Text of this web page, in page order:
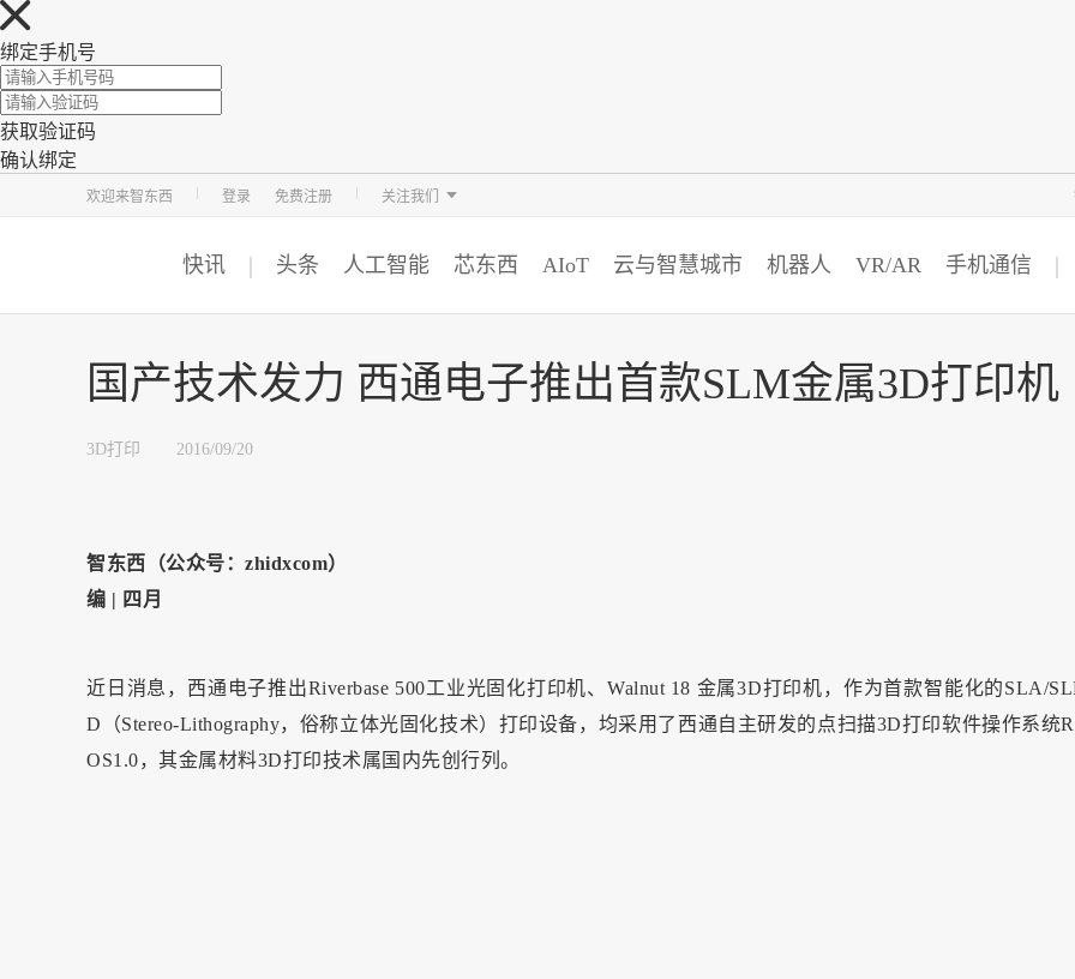
绑定手机号
获取验证码
确认绑定
欢迎来智东西 登录 免费注册 关注我们
快讯 头条 人工智能 芯东西 AIoT 云与智慧城市 机器人 VR/AR 手机通信
国产技术发力 西通电子推出首款SLM金属3D打印机
3D打印 2016/09/20
智东西（公众号：zhidxcom）
编 | 四月
近日消息，西通电子推出Riverbase 500工业光固化打印机、Walnut 18 金属3D打印机，作为首款智能化的SLA/
D（Stereo-Lithography，俗称立体光固化技术）打印设备，均采用了西通自主研发的点扫描3D打印软件操作系统
OS1.0，其金属材料3D打印技术属国内先创行列。